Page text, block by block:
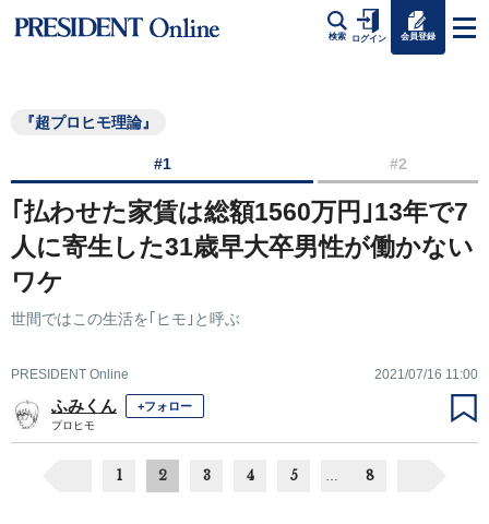
検索 ログイン 会員登録
『超プロヒモ理論』
#1 #2
｢払わせた家賃は総額1560万円｣13年で7
人に寄生した31歳早大卒男性が働かない
ワケ
世間ではこの生活を｢ヒモ｣と呼ぶ
PRESIDENT Online 2021/07/16 11:00
ふみくん +フォロー
プロヒモ
1 2 3 4 5 … 8